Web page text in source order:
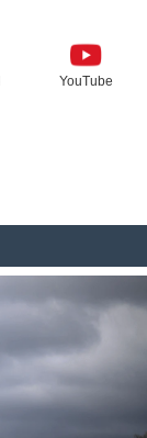
YouTube